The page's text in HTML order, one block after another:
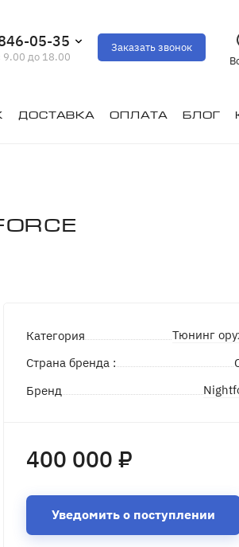
05-35
9.00 до 18.00
Заказать звонок
Доставка Оплата Блог
Категория
Тюнинг
Страна бренда :
Бренд
400 000 ₽
Уведомить о поступлении